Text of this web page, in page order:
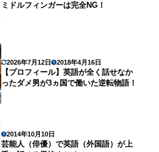
ミドルフィンガーは完全NG！
2026年7月12日 2018年4月16日
【プロフィール】英語が全く話せなか
ったダメ男が3ヵ国で働いた逆転物語！
2014年10月10日
芸能人（俳優）で英語（外国語）が上